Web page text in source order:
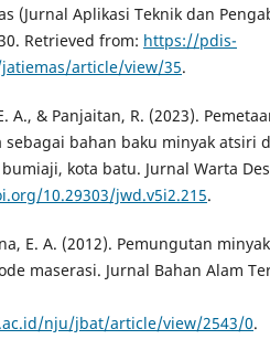
(Jurnal Aplikasi Teknik dan
Retrieved from: https://pdis-
article/view/35.
A., & Panjaitan, R. (2023).
bahan baku minyak atsiri
kota batu. Jurnal Warta
10.29303/jwd.v5i2.215.
E. A. (2012). Pemungutan
maserasi. Jurnal Bahan Alam
nju/jbat/article/view/2543/0.